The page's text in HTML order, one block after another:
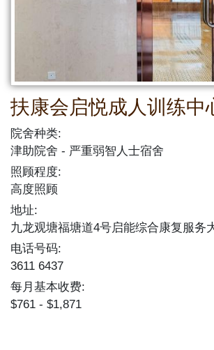
扶康会启悦成人训练中
院舍种类:
津助院舍
严重弱智人士宿舍
照顾程度:
高度照顾
地址:
九龙观塘福塘道4号启能综合康复服务
电话号码:
3611 6437
每月基本收费:
$761 - $1,871